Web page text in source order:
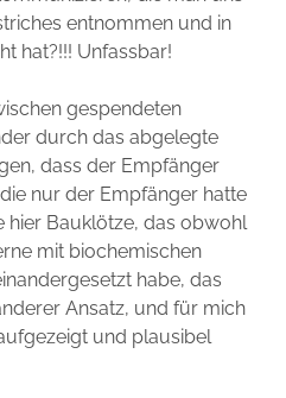
entnommen und in
hat?!!! Unfassbar!
gespendeten
durch das abgelegte
dass der Empfänger
nur der Empfänger hatte
hier Bauklötze, das obwohl
mit biochemischen
habe, das
Ansatz, und für mich
und plausibel